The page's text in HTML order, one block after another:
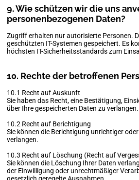
9. Wie schützen wir die uns
personenbezogenen Daten?
Zugriff erhalten nur autorisierte Personen.
geschützten IT-Systemen gespeichert. Es
höchsten IT-Sicherheitsstandards zum
10. Rechte der betroffenen
10.1 Recht auf Auskunft
Sie haben das Recht, eine Bestätigung,
über Ihre gespeicherten Daten zu verlangen.
10.2 Recht auf Berichtigung
Sie können die Berichtigung unrichtiger
verlangen.
10.3 Recht auf Löschung (Recht auf
Sie können die Löschung Ihrer Daten
der Einwilligung oder unrechtmäßiger